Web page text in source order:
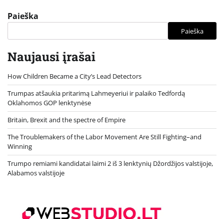
Paieška
Paieška
Naujausi įrašai
How Children Became a City’s Lead Detectors
Trumpas atšaukia pritarimą Lahmeyeriui ir palaiko Tedfordą
Oklahomos GOP lenktynėse
Britain, Brexit and the spectre of Empire
The Troublemakers of the Labor Movement Are Still Fighting–and
Winning
Trumpo remiami kandidatai laimi 2 iš 3 lenktynių Džordžijos valstijoje,
Alabamos valstijoje